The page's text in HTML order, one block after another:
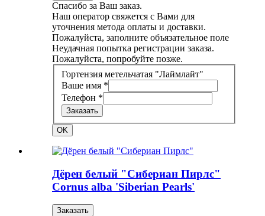
Спасибо за Ваш заказ.
Наш оператор свяжется с Вами для
уточнения метода оплаты и доставки.
Пожалуйста, заполните объязательное поле
Неудачная попытка регистрации заказа.
Пожалуйста, попробуйте позже.
Гортензия метельчатая "Лаймлайт"
Ваше имя *
Телефон *
Заказать
OK
Дёрен белый "Сибериан Пирлс"
Cornus alba 'Siberian Pearls'
Заказать